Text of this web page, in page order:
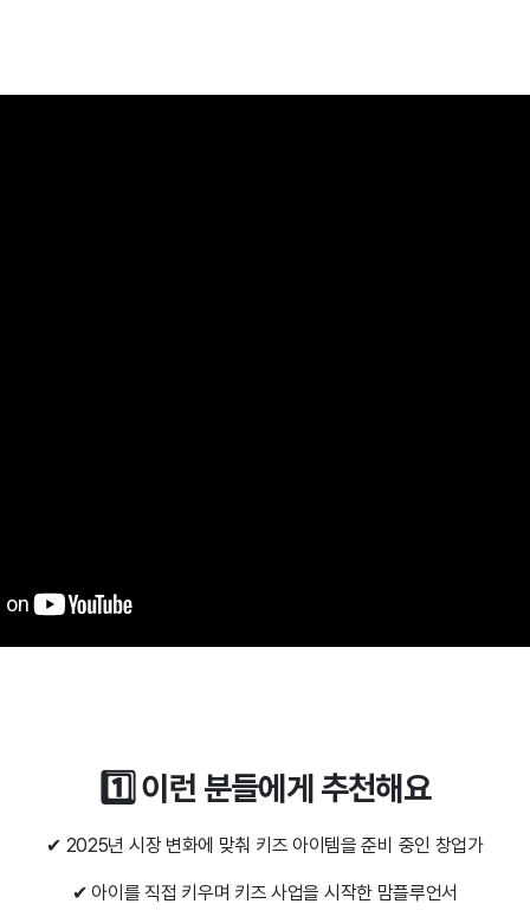
1️⃣ 이런 분들에게 추천해요
✔ 2025년 시장 변화에 맞춰 키즈 아이템을 준비 중인 창업가
✔ 아이를 직접 키우며 키즈 사업을 시작한 맘플루언서